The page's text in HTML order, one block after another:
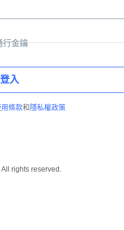
行金鑰
入
條款和 隱私權政策
rights reserved.